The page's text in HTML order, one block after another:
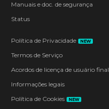
Manuais e doc. de segurança
Status
Política de Privacidade NEW
Termos de Serviço
Acordos de licença de usuário final
Informações legais
Política de Cookies
NEW